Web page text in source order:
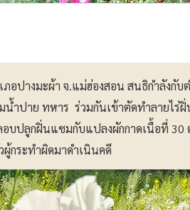
อปางมะผ้า จ.แม่ฮ่องสอน สนธิกำลังกับ
ำปาย ทหาร ร่วมกันเข้าตัดทำลายไร่
บปลูกฝิ่นแซมกับแปลงผักกาดเนื้อที่ 30
กระทำผิดมาดำเนินคดี